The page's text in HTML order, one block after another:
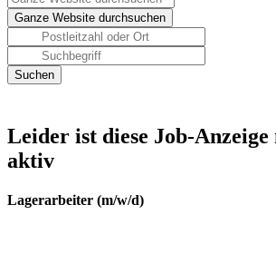
Leider ist diese Job-
aktiv
Lagerarbeiter (m/w/d)